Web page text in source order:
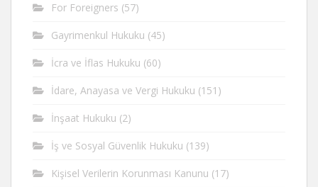
For Foreigners (57)
Gayrimenkul Hukuku (45)
İcra ve İflas Hukuku (60)
İdare, Anayasa ve Vergi Hukuku (151)
İnşaat Hukuku (2)
İş ve Sosyal Güvenlik Hukuku (139)
Kişisel Verilerin Korunması Kanunu (17)